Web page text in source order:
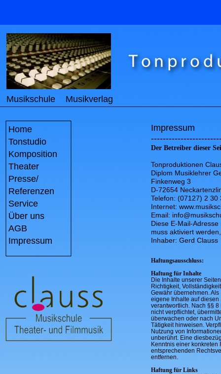
Musikschule Musikverlag
Impressum
Der Betreiber dieser
Tonproduktionen
Diplom Musiklehrer
Finkenweg 3
D-72654
Telefon: (07127) 2 30
Internet:
Email:
Diese E-Mail-
muss aktiviert
Inhaber: Gerd Clauss
Haftungsausschluss:
Haftung für Inhalte
Die Inhalte unserer
Richtigkeit,
Gewähr übernehmen.
eigene Inhalte auf
verantwortlich. Nach §§
nicht verpflichtet,
überwachen oder nach
Tätigkeit hinweisen.
Nutzung von
unberührt. Eine
Kenntnis einer
entsprechenden
entfernen.
Haftung für Links
Home
Tonstudio
Komposition
Theater
Presse/
Referenzen
Service
Über uns
AGB
Impressum